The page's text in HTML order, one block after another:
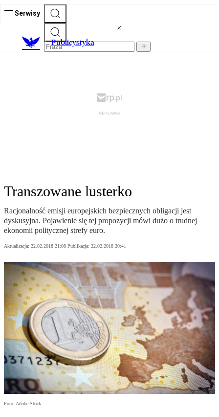
Serwisy
Publicystyka
Transzowane lusterko
Racjonalność emisji europejskich bezpiecznych obligacji jest
dyskusyjna. Pojawienie się tej propozycji mówi dużo o trudnej
ekonomii politycznej strefy euro.
Aktualizacja: 22.02.2018 21:08 Publikacja: 22.02.2018 20:41
Foto: Adobe Stock